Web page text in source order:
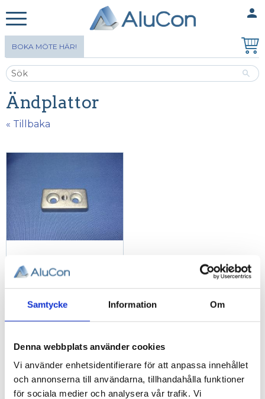
Samtycke Information Om
Denna webbplats använder cookies
Vi använder enhetsidentifierare för att anpassa innehållet
och annonserna till användarna, tillhandahålla funktioner
för sociala medier och analysera vår trafik. Vi
person
BOKA MÖTE HÄR!
Ändplattor
« Tillbaka
Ändplatta
30x60. M8
Ändplatta 30x60. M8.
1 st.
INFO